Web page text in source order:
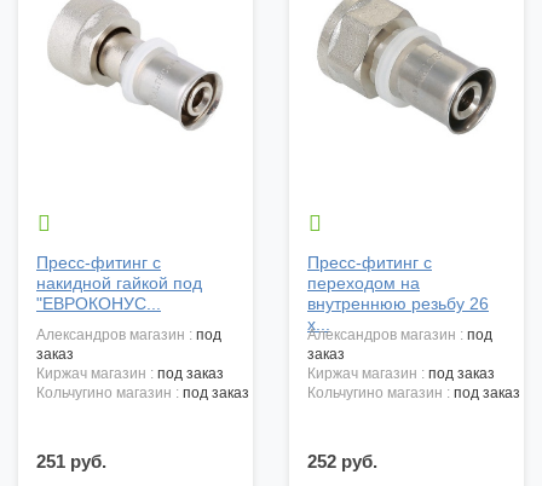

Пресс-фитинг с
накидной гайкой под
"ЕВРОКОНУС...
александров магазин : под
заказ
киржач магазин : под заказ
кольчугино магазин : под заказ
251 руб.

Пресс-фитинг с
переходом на
внутреннюю резьбу 26
х...
александров магазин : под
заказ
киржач магазин : под заказ
кольчугино магазин : под заказ
252 руб.